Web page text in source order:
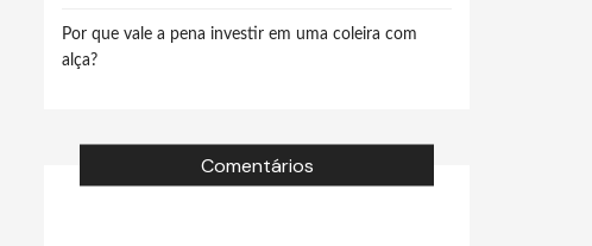
Por que vale a pena investir em uma coleira com
alça?
Comentários